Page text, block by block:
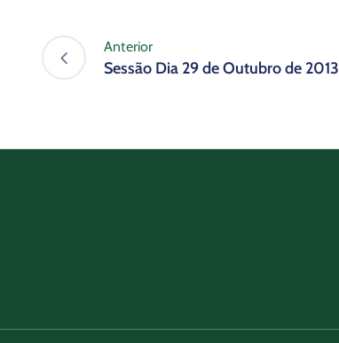
Anterior
Sessão Dia 29 de Outubro de 2013